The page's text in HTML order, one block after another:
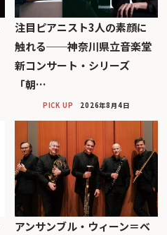
注目ピアニスト3人の素顔に
触れる──神奈川県立音楽堂
新コンサート・シリーズ
「朝…
PICK UP 2026年8月4日
アンサンブル・ウィーン＝ベ